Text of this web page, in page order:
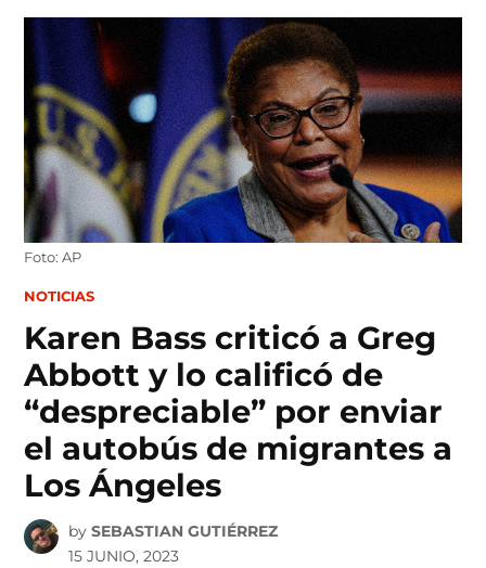
content
Foto: AP
POSTED
NOTICIAS
Karen Bass criticó a Greg
Abbott y lo calificó de
“despreciable” por enviar
el autobús de migrantes a
Los Ángeles
by SEBASTIAN GUTIÉRREZ
15 JUNIO, 2023